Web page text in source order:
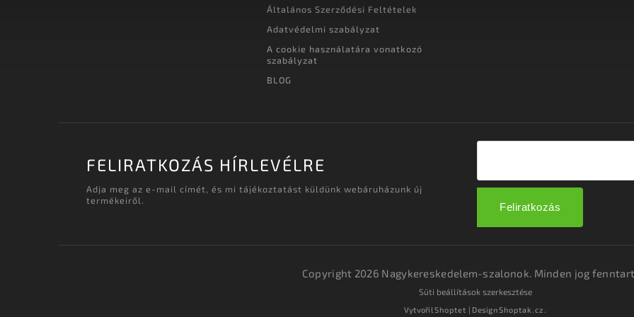
Általános Szerződési Feltételek
Adatvédelmi szabályzat
A cookie használatára vonatkozó
szabályzat
BLOG
FELIRATKOZÁS HÍRLEVÉLRE
Adja meg az e-mail címét, és mi tájékoztatást küldünk webáruházunk új
termékeiről.
Feliratkozás
Copyright 2026 Nagykereskedelem-szalonok. Minden jog
Süti beállítások szerkesztése
VytvořilShoptet | DesignShoptak.cz.